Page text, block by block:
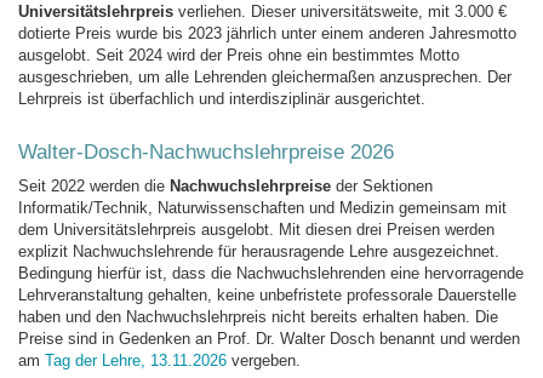
Universitätslehrpreis verliehen. Dieser universitätsweite, mit 3.000 €
dotierte Preis wurde bis 2023 jährlich unter einem anderen Jahresmotto
ausgelobt. Seit 2024 wird der Preis ohne ein bestimmtes Motto
ausgeschrieben, um alle Lehrenden gleichermaßen anzusprechen. Der
Lehrpreis ist überfachlich und interdisziplinär ausgerichtet.
Walter-Dosch-Nachwuchslehrpreise 2026
Seit 2022 werden die Nachwuchslehrpreise der Sektionen
Informatik/Technik, Naturwissenschaften und Medizin gemeinsam mit
dem Universitätslehrpreis ausgelobt. Mit diesen drei Preisen werden
explizit Nachwuchslehrende für herausragende Lehre ausgezeichnet.
Bedingung hierfür ist, dass die Nachwuchslehrenden eine hervorragende
Lehrveranstaltung gehalten, keine unbefristete professorale Dauerstelle
haben und den Nachwuchslehrpreis nicht bereits erhalten haben. Die
Preise sind in Gedenken an Prof. Dr. Walter Dosch benannt und werden
am Tag der Lehre, 13.11.2026 vergeben.